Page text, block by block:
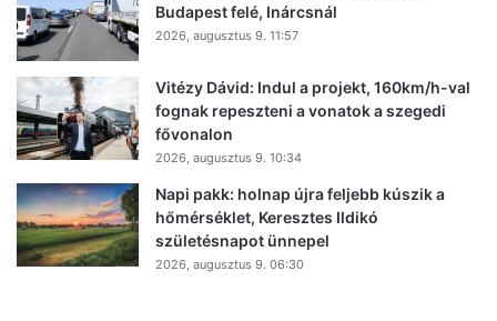
Budapest felé, Inárcsnál
2026, augusztus 9. 11:57
Vitézy Dávid: Indul a projekt, 160km/h-val
fognak repeszteni a vonatok a szegedi
fővonalon
2026, augusztus 9. 10:34
Napi pakk: holnap újra feljebb kúszik a
hőmérséklet, Keresztes Ildikó
születésnapot ünnepel
2026, augusztus 9. 06:30